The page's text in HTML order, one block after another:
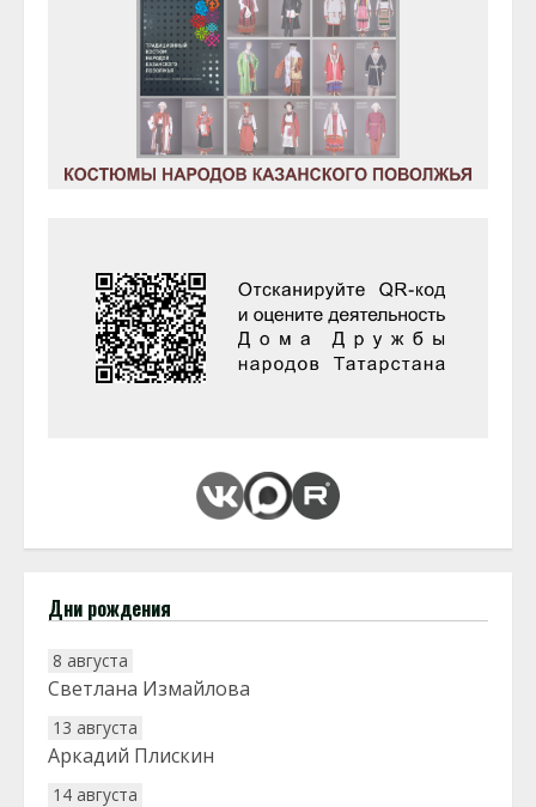
Дни рождения
8 августа
Светлана Измайлова
13 августа
Аркадий Плискин
14 августа